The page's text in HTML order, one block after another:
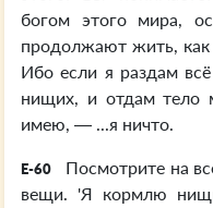
богом этого мира,
продолжают жить,
Ибо если я раздам
нищих, и отдам тело
имею, — ...я ничто.
E-60
Посмотрите на
вещи. 'Я кормлю